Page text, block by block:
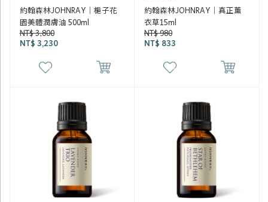
約翰森林JOHNRAY｜梔子花
園美體潤膚油 500ml
NT$ 3,800
NT$ 3,230
約翰森林JOHNRAY｜真正薰
衣草15ml
NT$ 980
NT$ 833